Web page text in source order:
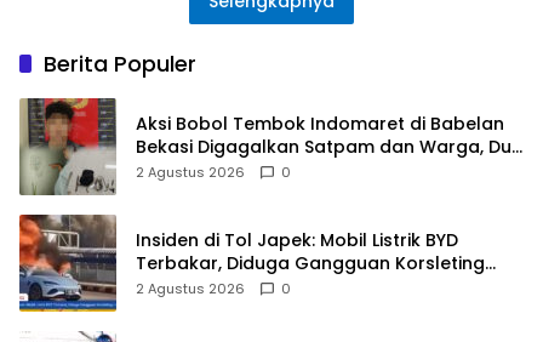
Berita Populer
Aksi Bobol Tembok Indomaret di Babelan
Bekasi Digagalkan Satpam dan Warga, Dua
Pelaku Diamankan
2 Agustus 2026 0
Insiden di Tol Japek: Mobil Listrik BYD
Terbakar, Diduga Gangguan Korsleting
Listrik
2 Agustus 2026 0